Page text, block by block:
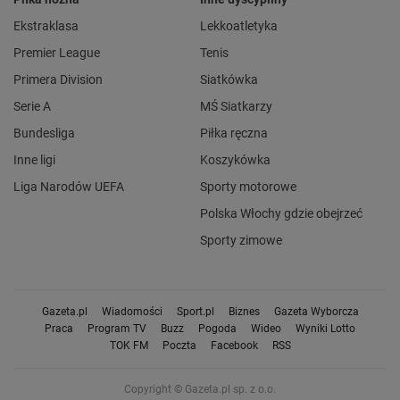
Ekstraklasa
Premier League
Primera Division
Serie A
Bundesliga
Inne ligi
Liga Narodów UEFA
Lekkoatletyka
Tenis
Siatkówka
MŚ Siatkarzy
Piłka ręczna
Koszykówka
Sporty motorowe
Polska Włochy gdzie obejrzeć
Sporty zimowe
Gazeta.pl Wiadomości Sport.pl Biznes
Gazeta Wyborcza
Praca
Program TV Buzz Pogoda Wideo
Wyniki Lotto
TOK FM
Poczta Facebook RSS
Copyright © Gazeta.pl sp. z o.o.